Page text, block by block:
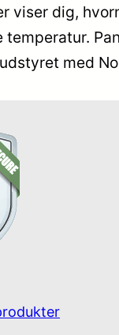
viser dig,
temperatur.
med